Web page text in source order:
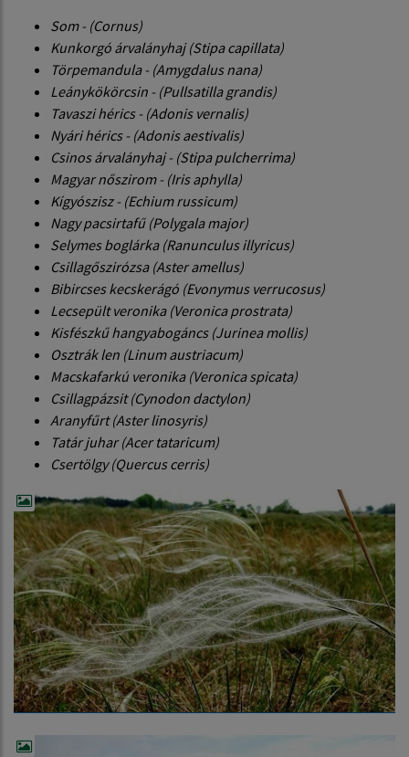
Som - (Cornus)
Kunkorgó árvalányhaj (Stipa capillata)
Törpemandula - (Amygdalus nana)
Leánykökörcsin - (Pullsatilla grandis)
Tavaszi hérics - (Adonis vernalis)
Nyári hérics - (Adonis aestivalis)
Csinos árvalányhaj - (Stipa pulcherrima)
Magyar nőszirom - (Iris aphylla)
Kígyószisz - (Echium russicum)
Nagy pacsirtafű (Polygala major)
Selymes boglárka (Ranunculus illyricus)
Csillagőszirózsa (Aster amellus)
Bibircses kecskerágó (Evonymus verrucosus)
Lecsepült veronika (Veronica prostrata)
Kisfészkű hangyabogáncs (Jurinea mollis)
Osztrák len (Linum austriacum)
Macskafarkú veronika (Veronica spicata)
Csillagpázsit (Cynodon dactylon)
Aranyfűrt (Aster linosyris)
Tatár juhar (Acer tataricum)
Csertölgy (Quercus cerris)